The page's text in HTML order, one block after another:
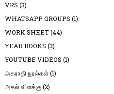
VRS (3)
WHATSAPP GROUPS (1)
WORK SHEET(44)
YEAR BOOKS (3)
YOUTUBE VIDEOS (1)
அகராதி நூல்கள்(1)
அகல் விளக்கு(2)